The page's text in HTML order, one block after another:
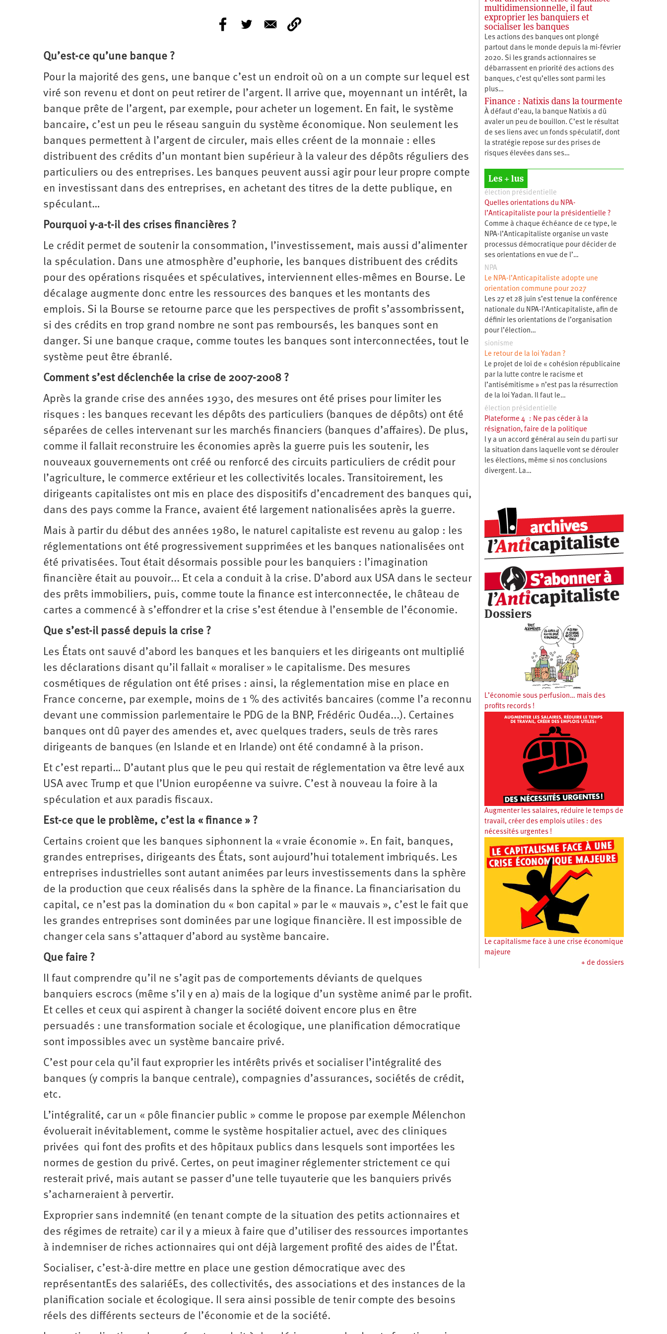
Qu’est-ce qu’une banque ?
Pour la majorité des gens, une banque c’est un endroit où on a un compte sur lequel est
viré son revenu et dont on peut retirer de l’argent. Il arrive que, moyennant un intérêt, la
banque prête de l’argent, par exemple, pour acheter un logement. En fait, le système
bancaire, c’est un peu le réseau sanguin du système économique. Non seulement les
banques permettent à l’argent de circuler, mais elles créent de la monnaie : elles
distribuent des crédits d’un montant bien supérieur à la valeur des dépôts réguliers des
particuliers ou des entreprises. Les banques peuvent aussi agir pour leur propre compte
en investissant dans des entreprises, en achetant des titres de la dette publique, en
spéculant…
Pourquoi y-a-t-il des crises financières ?
Le crédit permet de soutenir la consommation, l’investissement, mais aussi d’alimenter
la spéculation. Dans une atmosphère d’euphorie, les banques distribuent des crédits
pour des opérations risquées et spéculatives, interviennent elles-mêmes en Bourse. Le
décalage augmente donc entre les ressources des banques et les montants des
emplois. Si la Bourse se retourne parce que les perspectives de profit s’assombrissent,
si des crédits en trop grand nombre ne sont pas remboursés, les banques sont en
danger. Si une banque craque, comme toutes les banques sont interconnectées, tout le
système peut être ébranlé.
Comment s’est déclenchée la crise de 2007-2008 ?
Après la grande crise des années 1930, des mesures ont été prises pour limiter les
risques : les banques recevant les dépôts des particuliers (banques de dépôts) ont été
séparées de celles intervenant sur les marchés financiers (banques d’affaires). De plus,
comme il fallait reconstruire les économies après la guerre puis les soutenir, les
nouveaux gouvernements ont créé ou renforcé des circuits particuliers de crédit pour
l’agriculture, le commerce extérieur et les collectivités locales. Transitoirement, les
dirigeants capitalistes ont mis en place des dispositifs d’encadrement des banques qui,
dans des pays comme la France, avaient été largement nationalisées après la guerre.
Mais à partir du début des années 1980, le naturel capitaliste est revenu au galop : les
réglementations ont été progressivement supprimées et les banques nationalisées ont
été privatisées. Tout était désormais possible pour les banquiers : l’imagination
financière était au pouvoir... Et cela a conduit à la crise. D’abord aux USA dans le secteur
des prêts immobiliers, puis, comme toute la finance est interconnectée, le château de
cartes a commencé à s’effondrer et la crise s’est étendue à l’ensemble de l’économie.
Que s’est-il passé depuis la crise ?
Les États ont sauvé d’abord les banques et les banquiers et les dirigeants ont multiplié
les déclarations disant qu’il fallait « moraliser » le capitalisme. Des mesures
cosmétiques de régulation ont été prises : ainsi, la réglementation mise en place en
France concerne, par exemple, moins de 1 % des activités bancaires (comme l’a reconnu
devant une commission parlementaire le PDG de la BNP, Frédéric Oudéa...). Certaines
banques ont dû payer des amendes et, avec quelques traders, seuls de très rares
dirigeants de banques (en Islande et en Irlande) ont été condamné à la prison.
Et c’est reparti… D’autant plus que le peu qui restait de réglementation va être levé aux
USA avec Trump et que l’Union européenne va suivre. C’est à nouveau la foire à la
spéculation et aux paradis fiscaux.
Est-ce que le problème, c’est la « finance » ?
Certains croient que les banques siphonnent la « vraie économie ». En fait, banques,
grandes entreprises, dirigeants des États, sont aujourd’hui totalement imbriqués. Les
entreprises industrielles sont autant animées par leurs investissements dans la sphère
de la production que ceux réalisés dans la sphère de la finance. La financiarisation du
capital, ce n’est pas la domination du « bon capital » par le « mauvais », c’est le fait que
les grandes entreprises sont dominées par une logique financière. Il est impossible de
changer cela sans s’attaquer d’abord au système bancaire.
Que faire ?
Il faut comprendre qu’il ne s’agit pas de comportements déviants de quelques
banquiers escrocs (même s’il y en a) mais de la logique d’un système animé par le profit.
Et celles et ceux qui aspirent à changer la société doivent encore plus en être
persuadés : une transformation sociale et écologique, une planification démocratique
sont impossibles avec un système bancaire privé.
C’est pour cela qu’il faut exproprier les intérêts privés et socialiser l’intégralité des
banques (y compris la banque centrale), compagnies d’assurances, sociétés de crédit,
etc.
L’intégralité, car un « pôle financier public » comme le propose par exemple Mélenchon
évoluerait inévitablement, comme le système hospitalier actuel, avec des cliniques
privées qui font des profits et des hôpitaux publics dans lesquels sont importées les
normes de gestion du privé. Certes, on peut imaginer réglementer strictement ce qui
resterait privé, mais autant se passer d’une telle tuyauterie que les banquiers privés
s’acharneraient à pervertir.
Exproprier sans indemnité (en tenant compte de la situation des petits actionnaires et
des régimes de retraite) car il y a mieux à faire que d’utiliser des ressources importantes
à indemniser de riches actionnaires qui ont déjà largement profité des aides de l’État.
Socialiser, c’est-à-dire mettre en place une gestion démocratique avec des
représentantEs des salariéEs, des collectivités, des associations et des instances de la
planification sociale et écologique. Il sera ainsi possible de tenir compte des besoins
réels des différents secteurs de l’économie et de la société.
multidimensionnelle, il faut
exproprier les banquiers et
socialiser les banques
Les actions des banques ont plongé
partout dans le monde depuis la mi-février
2020. Si les grands actionnaires se
débarrassent en priorité des actions des
banques, c’est qu’elles sont parmi les
plus…
Finance : Natixis dans la tourmente
À défaut d’eau, la banque Natixis a dû
avaler un peu de bouillon. C’est le résultat
de ses liens avec un fonds spéculatif, dont
la stratégie repose sur des prises de
risques élevées dans ses…
Les + lus
élection présidentielle
Quelles orientations du NPA-
l’Anticapitaliste pour la présidentielle ?
Comme à chaque échéance de ce type, le
NPA-l’Anticapitaliste organise un vaste
processus démocratique pour décider de
ses orientations en vue de l’…
NPA
Le NPA-l’Anticapitaliste adopte une
orientation commune pour 2027
Les 27 et 28 juin s’est tenue la conférence
nationale du NPA-l’Anticapitaliste, afin de
définir les orientations de l’organisation
pour l’élection…
sionisme
Le retour de la loi Yadan ?
Le projet de loi de « cohésion républicaine
par la lutte contre le racisme et
l’antisémitisme » n’est pas la résurrection
de la loi Yadan. Il faut le…
élection présidentielle
Plateforme 4 : Ne pas céder à la
résignation, faire de la politique
l y a un accord général au sein du parti sur
la situation dans laquelle vont se dérouler
les élections, même si nos conclusions
divergent. La…
Dossiers
L’économie sous perfusion… mais des
profits records !
Augmenter les salaires, réduire le temps de
travail, créer des emplois utiles : des
nécessités urgentes !
Le capitalisme face à une crise économique
majeure
+ de dossiers